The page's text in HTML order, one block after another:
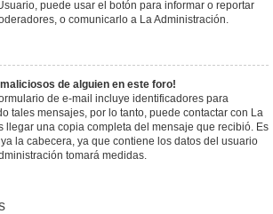
puede usar el botón para informar o reportar
o comunicarlo a La Administración.
de alguien en este foro!
de e-mail incluye identificadores para
tales mensajes, por lo tanto, puede contactar con La
llegar una copia completa del mensaje que recibió. Es
la cabecera, ya que contiene los datos del usuario
tomará medidas.